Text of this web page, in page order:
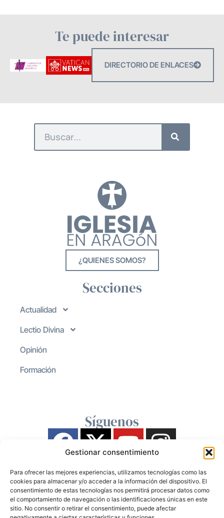
Gestionar consentimiento
Para ofrecer las mejores experiencias, utilizamos tecnologías como las
cookies para almacenar y/o acceder a la información del dispositivo. El
consentimiento de estas tecnologías nos permitirá procesar datos como
el comportamiento de navegación o las identificaciones únicas en este
sitio. No consentir o retirar el consentimiento, puede afectar
Te puede interesar
DIRECTORIO DE ENLACES
¿QUIENES SOMOS?
Secciones
Actualidad
Lectio Divina
Opinión
Formación
Síguenos